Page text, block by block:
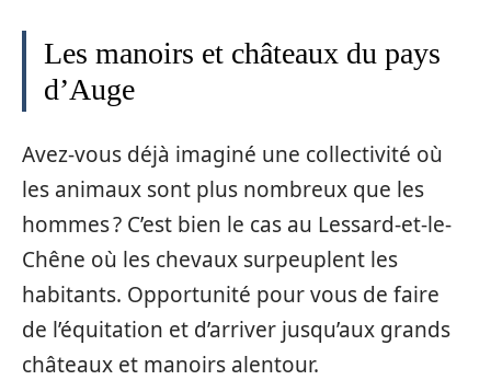
Les manoirs et châteaux du pays
d’Auge
Avez-vous déjà imaginé une collectivité où
les animaux sont plus nombreux que les
hommes ? C’est bien le cas au Lessard-et-le-
Chêne où les chevaux surpeuplent les
habitants. Opportunité pour vous de faire
de l’équitation et d’arriver jusqu’aux grands
châteaux et manoirs alentour.